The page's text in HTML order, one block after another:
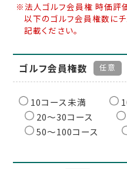
※法人ゴルフ会員権 時価評
以下のゴルフ会員権数に
記載ください。
ゴルフ会員権数 任意
10コース未満
20〜30コース
50〜100コース